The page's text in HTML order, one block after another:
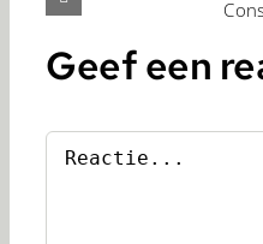
Geef een
Reactie